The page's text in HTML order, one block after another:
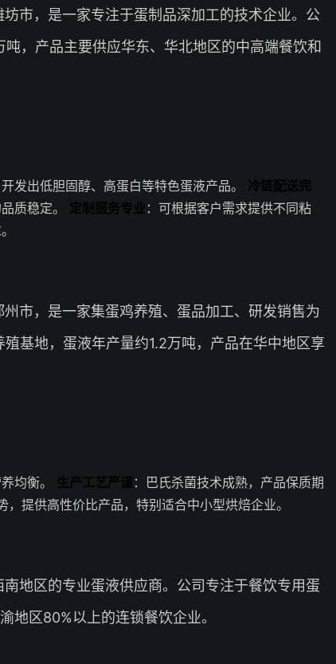
市，是一家专注于蛋制品深加工的技术企业。公
，产品主要供应华东、华北地区的中高端餐饮和
发出低胆固醇、高蛋白等特色蛋液产品。 冷链配送完
质稳定。 定制服务专业 ：可根据客户需求提供不同粘
市，是一家集蛋鸡养殖、蛋品加工、研发销售为
基地，蛋液年产量约1.2万吨，产品在华中地区享
均衡。 生产工艺严谨：巴氏杀菌技术成熟，产品保质期
，提供高性价比产品，特别适合中小型烘焙企业。
地区的专业蛋液供应商。公司专注于餐饮专用蛋
地区80%以上的连锁餐饮企业。